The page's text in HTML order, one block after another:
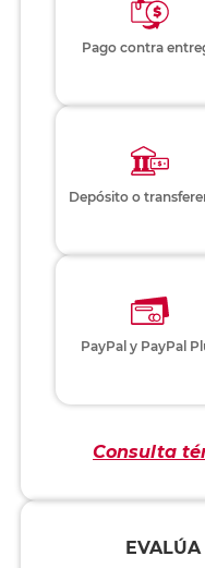
Pago contra
Depósito o
PayPal y PayPal
Consulta
EVALÚA